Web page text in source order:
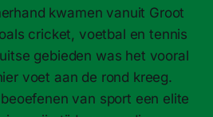
kwamen vanuit Groot
cricket, voetbal en tennis
gebieden was het vooral
voet aan de rond kreeg.
van sport een elite